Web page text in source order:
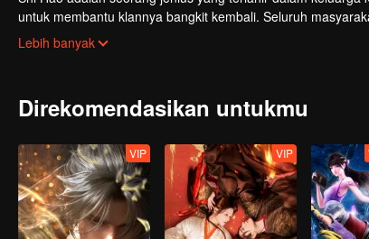
untuk membantu klannya bangkit kembali. Seluruh
terlibat dalam perebutan kekuasaan dengan klan lain.
nasibnya selanjutnya.
Lebih banyak
Direkomendasikan untukmu
VIP VIP